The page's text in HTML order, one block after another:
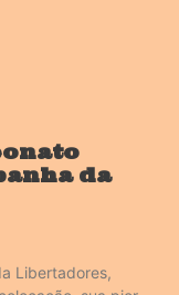
da
Libertadores,